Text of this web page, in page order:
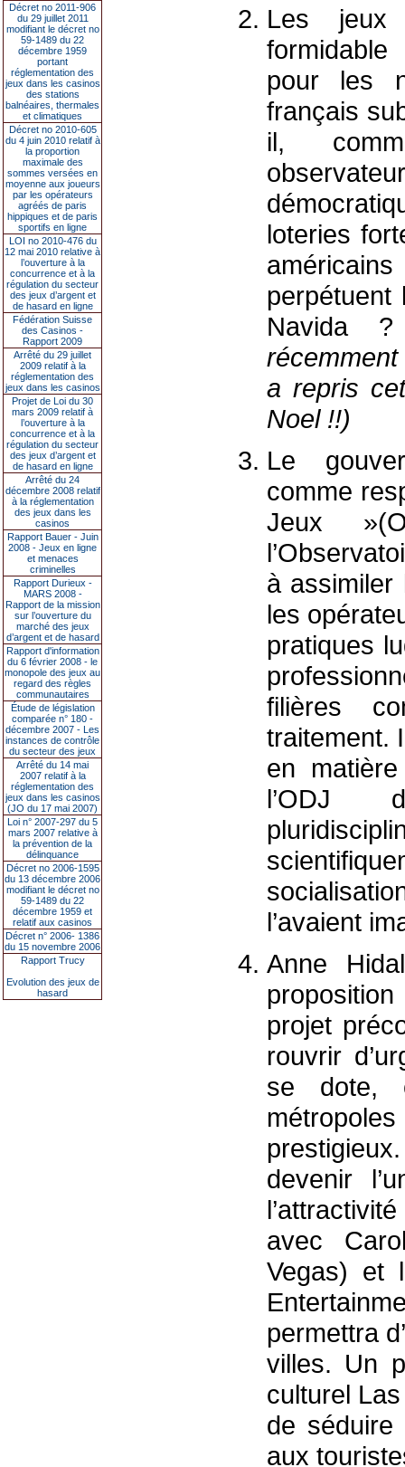
Décret no 2011-906
du 29 juillet 2011
modifiant le décret no
59-1489 du 22
décembre 1959
portant
réglementation des
jeux dans les casinos
des stations
balnéaires, thermales
et climatiques
Décret no 2010-605
du 4 juin 2010 relatif à
la proportion
maximale des
sommes versées en
moyenne aux joueurs
par les opérateurs
agréés de paris
hippiques et de paris
sportifs en ligne
LOI no 2010-476 du
12 mai 2010 relative à
l’ouverture à la
concurrence et à la
régulation du secteur
des jeux d’argent et
de hasard en ligne
Fédération Suisse
des Casinos -
Rapport 2009
Arrêté du 29 juillet
2009 relatif à la
réglementation des
jeux dans les casinos
Projet de Loi du 30
mars 2009 relatif à
l’ouverture à la
concurrence et à la
régulation du secteur
des jeux d’argent et
de hasard en ligne
Arrêté du 24
décembre 2008 relatif
à la réglementation
des jeux dans les
casinos
Rapport Bauer - Juin
2008 - Jeux en ligne
et menaces
criminelles
Rapport Durieux -
MARS 2008 -
Rapport de la mission
sur l’ouverture du
marché des jeux
d’argent et de hasard
Rapport d'information
du 6 février 2008 - le
monopole des jeux au
regard des règles
communautaires
Étude de législation
comparée n° 180 -
décembre 2007 - Les
instances de contrôle
du secteur des jeux
Arrêté du 14 mai
2007 relatif à la
réglementation des
jeux dans les casinos
(JO du 17 mai 2007)
Loi n° 2007-297 du 5
mars 2007 relative à
la prévention de la
délinquance
Décret no 2006-1595
du 13 décembre 2006
modifiant le décret no
59-1489 du 22
décembre 1959 et
relatif aux casinos
Décret n° 2006- 1386
du 15 novembre 2006
Rapport Trucy
Evolution des jeux de
hasard
Les jeux
pour les
français
il,
loteries
perpétuent
a repris
Noel !!)
Le
comme
Jeux
à
les
pratiques
filières
traitement.
en
l’ODJ
l’avaient
Anne
projet
rouvrir
se dote,
devenir
avec
Vegas) et
permettra
villes. Un
culturel
de séduire
aux